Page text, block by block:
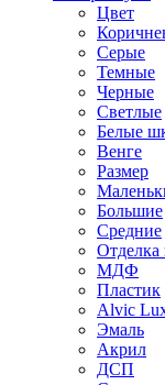
Цвет
Серые
Темные
Черные
Светлые
Белые
Венге
Размер
Большие
Средние
Отделка
МДФ
Пластик
Alvic
Эмаль
Акрил
ДСП